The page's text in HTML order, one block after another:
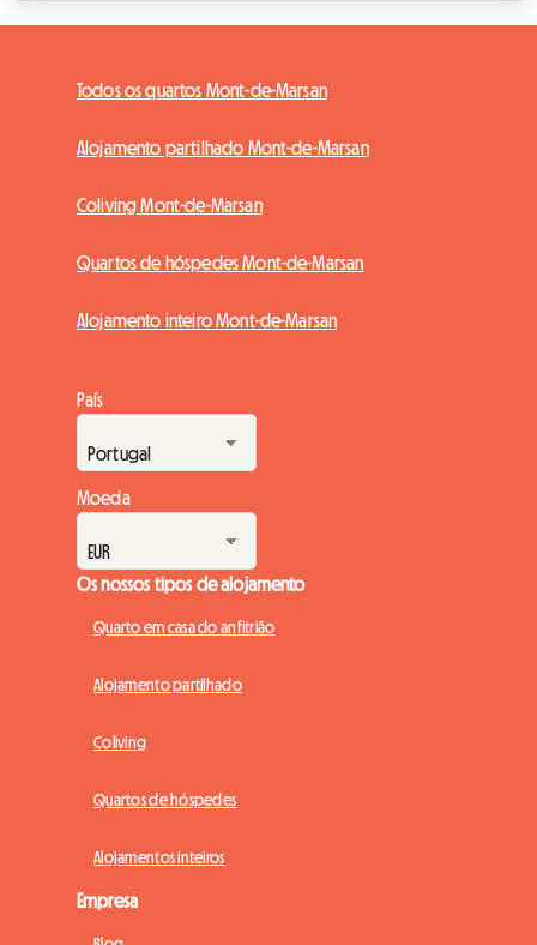
Todos os quartos Mont-de-Marsan
Alojamento partilhado Mont-de-Marsan
Coliving Mont-de-Marsan
Quartos de hóspedes Mont-de-Marsan
Alojamento inteiro Mont-de-Marsan
País
Moeda
Os nossos tipos de alojamento
Quarto em casa do anfitrião
Alojamento partilhado
Coliving
Quartos de hóspedes
Alojamentos inteiros
Empresa